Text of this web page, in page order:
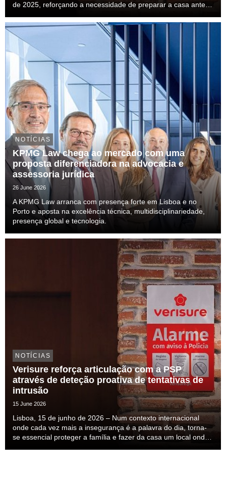
de 2025, reforçando a necessidade de preparar a casa antes
NOTÍCIAS
KPMG Law chega ao mercado com uma
proposta diferenciadora na advocacia e
assessoria jurídica
26 June 2026
A KPMG Law arranca com presença forte em Lisboa e no
Porto e aposta na excelência técnica, multidisciplinariedade,
presença global e tecnologia.
NOTÍCIAS
Verisure reforça articulação com a PSP
através de deteção proativa de tentativas de
intrusão
15 June 2026
Lisboa, 15 de junho de 2026 – Num contexto internacional
onde cada vez mais a insegurança é a palavra do dia, torna-
se essencial proteger a família e fazer da casa um local onde